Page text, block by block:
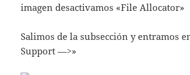
imagen desactivamos «File Allocator»
Salimos de la subsección y entramos
Support —>»